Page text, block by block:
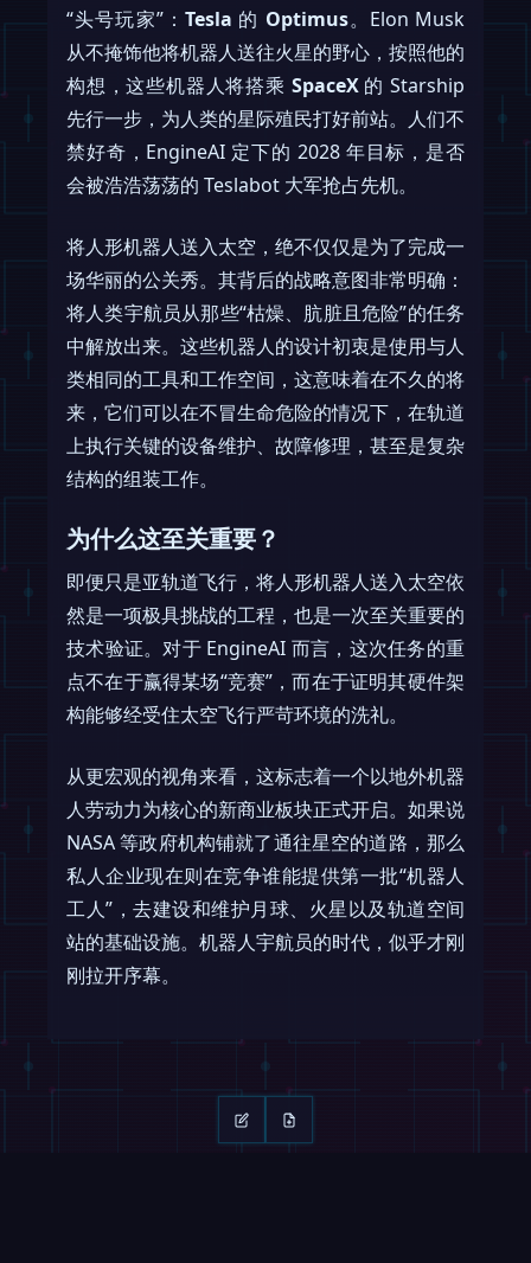
“头号玩家”：Tesla 的 Optimus。Elon Musk
从不掩饰他将机器人送往火星的野心，按照他的
构想，这些机器人将搭乘 SpaceX的 Starship
先行一步，为人类的星际殖民打好前站。人们不
禁好奇，EngineAI 定下的 2028 年目标，是否
会被浩浩荡荡的 Teslabot 大军抢占先机。
将人形机器人送入太空，绝不仅仅是为了完成一
场华丽的公关秀。其背后的战略意图非常明确：
将人类宇航员从那些“枯燥、肮脏且危险”的任务
中解放出来。这些机器人的设计初衷是使用与人
类相同的工具和工作空间，这意味着在不久的将
来，它们可以在不冒生命危险的情况下，在轨道
上执行关键的设备维护、故障修理，甚至是复杂
结构的组装工作。
为什么这至关重要？
即便只是亚轨道飞行，将人形机器人送入太空依
然是一项极具挑战的工程，也是一次至关重要的
技术验证。对于 EngineAI 而言，这次任务的重
点不在于赢得某场“竞赛”，而在于证明其硬件架
构能够经受住太空飞行严苛环境的洗礼。
从更宏观的视角来看，这标志着一个以地外机器
人劳动力为核心的新商业板块正式开启。如果说
NASA 等政府机构铺就了通往星空的道路，那么
私人企业现在则在竞争谁能提供第一批“机器人
工人”，去建设和维护月球、火星以及轨道空间
站的基础设施。机器人宇航员的时代，似乎才刚
刚拉开序幕。